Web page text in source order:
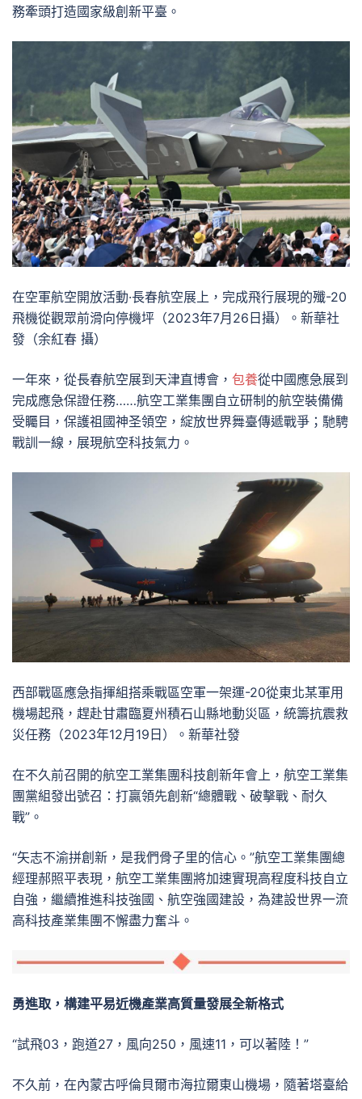
務牽頭打造國家級創新平臺。
在空軍航空開放活動·長春航空展上，完成飛行展現的殲-20
飛機從觀眾前滑向停機坪（2023年7月26日攝）。新華社
發（余紅春 攝）
一年來，從長春航空展到天津直博會， 包養從中國應急展到
完成應急保證任務……航空工業集團自立研制的航空裝備備
受矚目，保護祖國神圣領空，綻放世界舞臺傳遞戰爭；馳騁
戰訓一線，展現航空科技氣力。
西部戰區應急指揮組搭乘戰區空軍一架運-20從東北某軍用
機場起飛，趕赴甘肅臨夏州積石山縣地動災區，統籌抗震救
災任務（2023年12月19日）。新華社發
在不久前召開的航空工業集團科技創新年會上，航空工業集
團黨組發出號召：打贏領先創新“總體戰、破擊戰、耐久
戰”。
“矢志不渝拼創新，是我們骨子里的信心。”航空工業集團總
經理郝照平表現，航空工業集團將加速實現高程度科技自立
自強，繼續推進科技強國、航空強國建設，為建設世界一流
高科技產業集團不懈盡力奮斗。
勇進取，構建平易近機產業高質量發展全新格式
“試飛03，跑道27，風向250，風速11，可以著陸！”
不久前，在內蒙古呼倫貝爾市海拉爾東山機場，隨著塔臺給